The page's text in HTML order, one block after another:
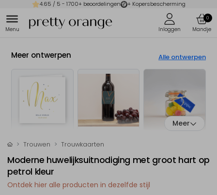
4.65 / 5 - 1700+ beoordelingen + Kopersbescherming
0
Meer ontwerpen Alle ontwerpen
Meer
Trouwen Trouwkaarten
Moderne huwelijksuitnodiging met groot hart op
petrol kleur
Ontdek hier alle producten in dezelfde stijl